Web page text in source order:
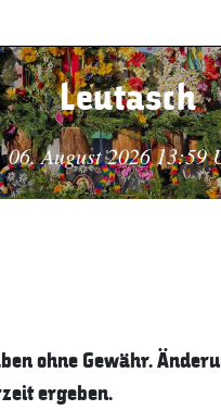
Leutasch
06. August 2026 13:59
ohne Gewähr.
ergeben.